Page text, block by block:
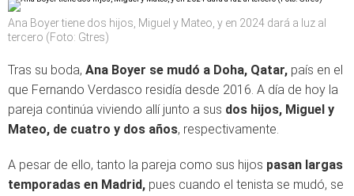
Ana Boyer tiene dos hijos, Miguel y Mateo, y en 2024 dará a luz al
tercero (Foto: Gtres)
Tras su boda, Ana Boyer se mudó a Doha, Qatar, país en el
que Fernando Verdasco residía desde 2016. A día de hoy la
pareja continúa viviendo allí junto a sus dos hijos, Miguel y
Mateo, de cuatro y dos años, respectivamente.
A pesar de ello, tanto la pareja como sus hijos pasan largas
temporadas en Madrid, pues cuando el tenista se mudó, se